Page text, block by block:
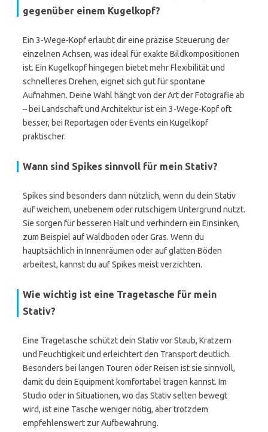
gegenüber einem Kugelkopf?
Ein 3-Wege-Kopf erlaubt dir eine präzise Steuerung der
einzelnen Achsen, was ideal für exakte Bildkompositionen
ist. Ein Kugelkopf hingegen bietet mehr Flexibilität und
schnelleres Drehen, eignet sich gut für spontane
Aufnahmen. Deine Wahl hängt von der Art der Fotografie ab
– bei Landschaft und Architektur ist ein 3-Wege-Kopf oft
besser, bei Reportagen oder Events ein Kugelkopf
praktischer.
Wann sind Spikes sinnvoll für mein Stativ?
Spikes sind besonders dann nützlich, wenn du dein Stativ
auf weichem, unebenem oder rutschigem Untergrund nutzt.
Sie sorgen für besseren Halt und verhindern ein Einsinken,
zum Beispiel auf Waldboden oder Gras. Wenn du
hauptsächlich in Innenräumen oder auf glatten Böden
arbeitest, kannst du auf Spikes meist verzichten.
Wie wichtig ist eine Tragetasche für mein
Stativ?
Eine Tragetasche schützt dein Stativ vor Staub, Kratzern
und Feuchtigkeit und erleichtert den Transport deutlich.
Besonders bei langen Touren oder Reisen ist sie sinnvoll,
damit du dein Equipment komfortabel tragen kannst. Im
Studio oder in Situationen, wo das Stativ selten bewegt
wird, ist eine Tasche weniger nötig, aber trotzdem
empfehlenswert zur Aufbewahrung.